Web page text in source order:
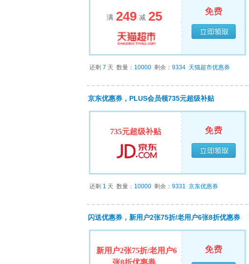
满 249 减 25 免费
已经领完
还剩 7 天 数量： 10000 剩余： 9334 天猫超市优惠券
京东优惠券，PLUS会员领735元超级补贴
735元超级补贴 免费
已经领完
还剩 1 天 数量： 10000 剩余： 9331 京东优惠券
闪送优惠券，新用户2张75折/老用户6张8折优惠券
新用户2张75折/老用户6
张8折优惠券
免费